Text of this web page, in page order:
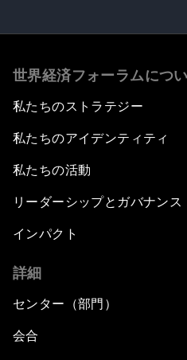
世界経済フォーラムにつ
私たちのストラテジー
私たちのアイデンティティ
私たちの活動
リーダーシップとガバナンス
インパクト
詳細
センター（部門）
会合